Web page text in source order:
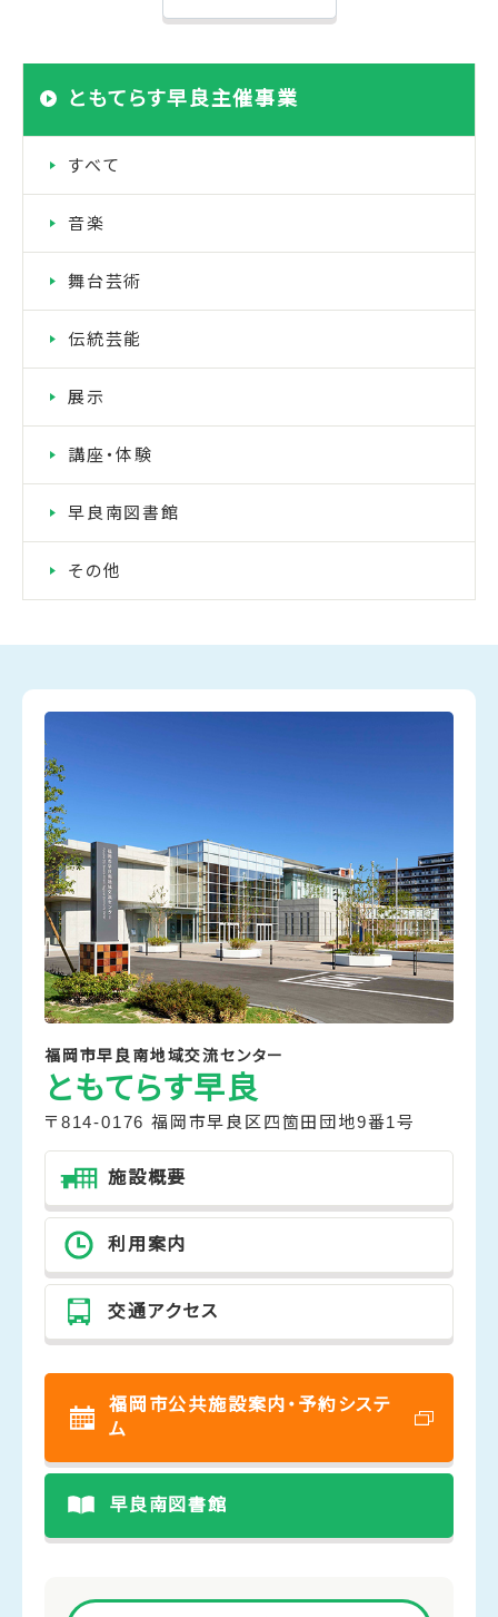
ともてらす早良主催事業
すべて
音楽
舞台芸術
伝統芸能
展示
講座・体験
早良南図書館
その他
福岡市早良南地域交流センター
ともてらす早良
〒814-0176 福岡市早良区四箇田団地9番1号
施設概要
利用案内
交通アクセス
福岡市公共施設案内・予約システ
ム
早良南図書館